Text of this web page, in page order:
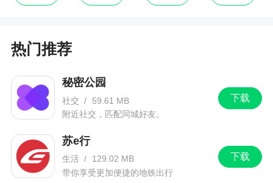
2、英大金点提供理财商城功能，可支持基金、
3、英大金点业务办理功能，线上可支持资料修
4、投资顾问: 签约投资顾问，助您投资顺利
5、各类优质的主题资源可以随时浏览，超多主
题实时知晓
6、丰富多样的资讯信息可以随时查看，更多资
讯及时了解
热门推荐
下载
秘密公园
社交 /
59.61 MB
附近社交，匹配同城好友。
下载
苏e行
生活 /
129.02 MB
带你享受更加便捷的地铁出行